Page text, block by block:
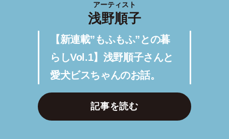
アーティスト
浅野順子
【新連載”もふもふ”との暮
らしVol.1】浅野順子さんと
愛犬ビスちゃんのお話。
記事を読む